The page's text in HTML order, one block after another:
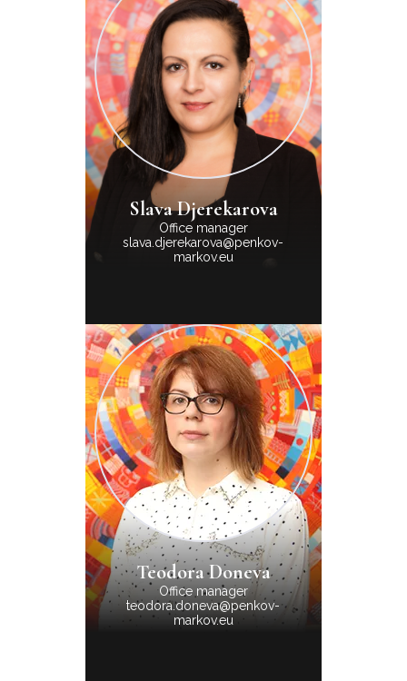
Slava Djerekarova
Office manager
slava.djerekarova@penkov-
markov.eu
Teodora Doneva
Office manager
teodora.doneva@penkov-
markov.eu